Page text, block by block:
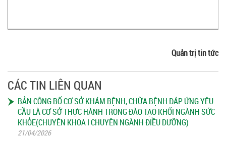
Quản trị tin tức
CÁC TIN LIÊN QUAN
BẢN CÔNG BỐ CƠ SỞ KHÁM BỆNH, CHỮA BỆNH ĐÁP ỨNG YÊU
CẦU LÀ CƠ SỞ THỰC HÀNH TRONG ĐÀO TẠO KHỐI NGÀNH SỨC
KHỎE(CHUYÊN KHOA I CHUYÊN NGÀNH ĐIỀU DƯỠNG)
21/04/2026